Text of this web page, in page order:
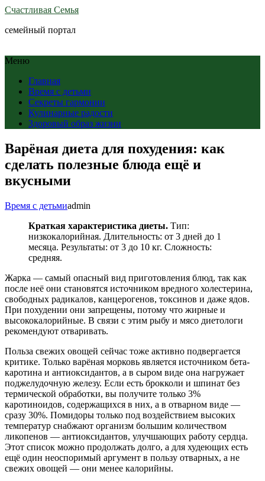
Счастливая Семья
семейный портал
Меню
Главная
Время с детьми
Секреты гармонии
Кулинарные радости
Здоровый образ жизни
Варёная диета для похудения: как
сделать полезные блюда ещё и
вкусными
Время с детьмиadmin
Краткая характеристика диеты. Тип:
низкокалорийная. Длительность: от 3 дней до 1
месяца. Результаты: от 3 до 10 кг. Сложность:
средняя.
Жарка — самый опасный вид приготовления блюд, так как
после неё они становятся источником вредного холестерина,
свободных радикалов, канцерогенов, токсинов и даже ядов.
При похудении они запрещены, потому что жирные и
высококалорийные. В связи с этим рыбу и мясо диетологи
рекомендуют отваривать.
Польза свежих овощей сейчас тоже активно подвергается
критике. Только варёная морковь является источником бета-
каротина и антиоксидантов, а в сыром виде она нагружает
поджелудочную железу. Если есть брокколи и шпинат без
термической обработки, вы получите только 3%
каротиноидов, содержащихся в них, а в отварном виде —
сразу 30%. Помидоры только под воздействием высоких
температур снабжают организм большим количеством
ликопенов — антиоксидантов, улучшающих работу сердца.
Этот список можно продолжать долго, а для худеющих есть
ещё один неоспоримый аргумент в пользу отварных, а не
свежих овощей — они менее калорийны.